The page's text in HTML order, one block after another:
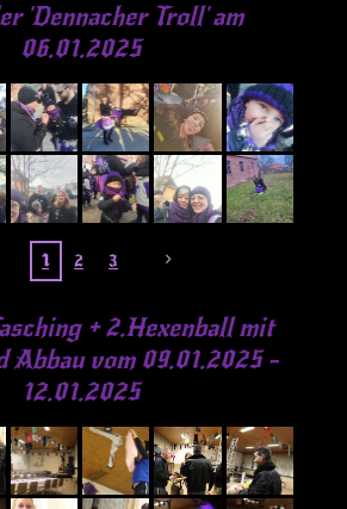
'Dennacher Troll' am
06.01.2025
1 2 3
+ 2.Hexenball mit
Abbau vom 09.01.2025 -
12.01.2025